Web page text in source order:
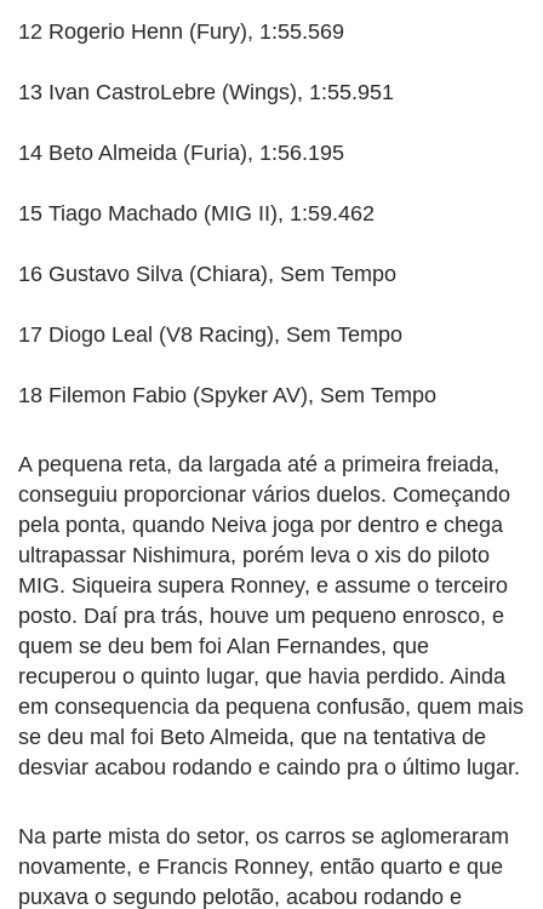
12 Rogerio Henn (Fury), 1:55.569
13 Ivan CastroLebre (Wings), 1:55.951
14 Beto Almeida (Furia), 1:56.195
15 Tiago Machado (MIG II), 1:59.462
16 Gustavo Silva (Chiara), Sem Tempo
17 Diogo Leal (V8 Racing), Sem Tempo
18 Filemon Fabio (Spyker AV), Sem Tempo
A pequena reta, da largada até a primeira freiada,
conseguiu proporcionar vários duelos. Começando
pela ponta, quando Neiva joga por dentro e chega
ultrapassar Nishimura, porém leva o xis do piloto
MIG. Siqueira supera Ronney, e assume o terceiro
posto. Daí pra trás, houve um pequeno enrosco, e
quem se deu bem foi Alan Fernandes, que
recuperou o quinto lugar, que havia perdido. Ainda
em consequencia da pequena confusão, quem mais
se deu mal foi Beto Almeida, que na tentativa de
desviar acabou rodando e caindo pra o último lugar.
Na parte mista do setor, os carros se aglomeraram
novamente, e Francis Ronney, então quarto e que
puxava o segundo pelotão, acabou rodando e